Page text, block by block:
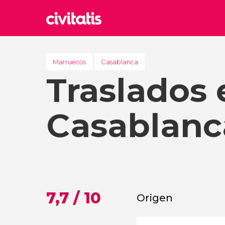
Reino
Marruecos Casablanca
Traslados
7,7 / 10 Origen